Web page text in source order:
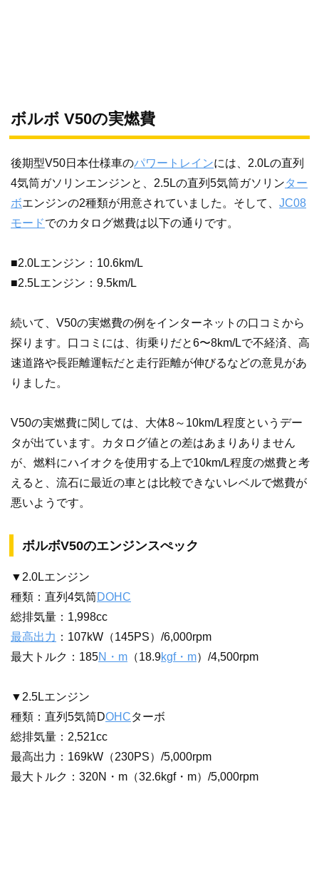
ボルボ V50の実燃費
後期型V50日本仕様車のパワートレインには、2.0Lの直列
4気筒ガソリンエンジンと、2.5Lの直列5気筒ガソリンター
ボエンジンの2種類が用意されていました。そして、 JC08
モードでのカタログ燃費は以下の通りです。
■2.0Lエンジン：10.6km/L
■2.5Lエンジン：9.5km/L
続いて、V50の実燃費の例をインターネットの口コミから
探ります。口コミには、街乗りだと6〜8km/Lで不経済、高
速道路や長距離運転だと走行距離が伸びるなどの意見があ
りました。
V50の実燃費に関しては、大体8～10km/L程度というデー
タが出ています。カタログ値との差はあまりありません
が、燃料にハイオクを使用する上で10km/L程度の燃費と考
えると、流石に最近の車とは比較できないレベルで燃費が
悪いようです。
ボルボV50のエンジンスぺック
▼2.0Lエンジン
種類：直列4気筒DOHC
総排気量：1,998cc
最高出力 ：107kW（145PS）/6,000rpm
最大トルク：185N・m （18.9kgf・m）/4,500rpm
▼2.5Lエンジン
種類：直列5気筒DOHCターボ
総排気量：2,521cc
最高出力：169kW（230PS）/5,000rpm
最大トルク：320N・m（32.6kgf・m）/5,000rpm